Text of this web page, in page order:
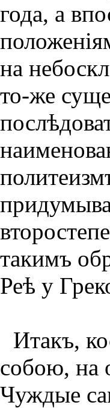
года, а
на
то-же
такимъ
Реѣ у
Итакъ,
собою, на
Чуждые